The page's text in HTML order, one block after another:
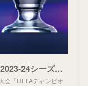
「UEFAチャンピオンズリーグ」2023-24シーズン グループステージ〜決勝までWOWOWで独占放送・配信！「UEFAヨーロッパリーグ」も注目試合を中心に放送・配信！｜UEFAチャンピオンズリーグ＆
会「UEFAチャンピオ